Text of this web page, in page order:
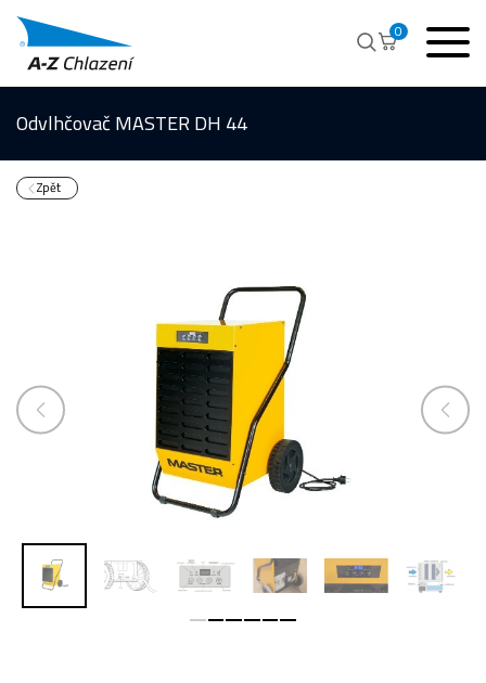
0
Odvlhčovač MASTER DH 44
Zpět